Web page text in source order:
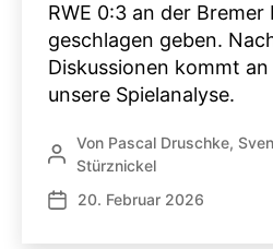
RWE 0:3 an der Bremer
geschlagen geben.
Diskussionen kommt
unsere Spielanalyse.
Beitragsautor
Von Pascal Druschke,
Stürznickel
Veröffentlichungsdatum
20. Februar 2026